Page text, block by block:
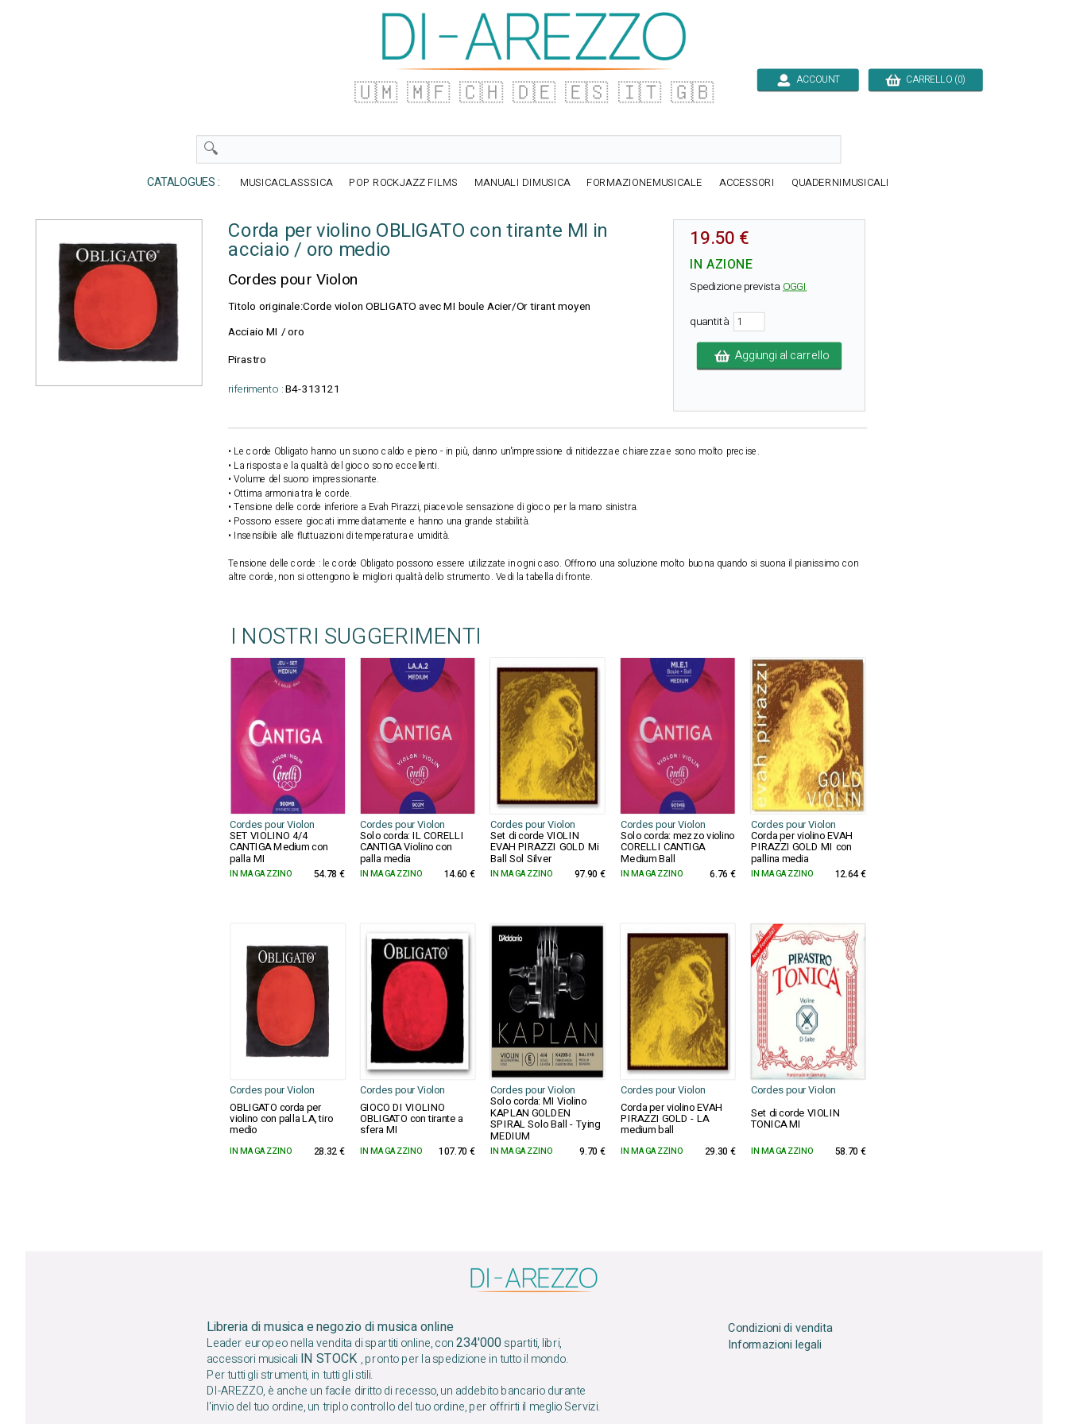
🇺🇲 🇲🇫 🇨🇭 🇩🇪 🇪🇸 🇮🇹 🇬🇧 ACCOUNT CARRELLO (0)
CATALOGUES : MUSICACLASSSICA POP ROCKJAZZ FILMS MANUALI DIMUSICA FORMAZIONEMUSICALE ACCESSORI QUADERNIMUSICALI
Corda per violino OBLIGATO con tirante MI in
acciaio / oro medio
Cordes pour Violon
Titolo originale:Corde violon OBLIGATO avec MI boule Acier/Or tirant moyen
Acciaio MI / oro
Pirastro
riferimento :B4-313121
19.50 €
IN AZIONE
Spedizione prevista OGGI
quantità
Aggiungi al carrello
• Le corde Obligato hanno un suono caldo e pieno - in più, danno un'impressione di nitidezza e chiarezza e sono molto precise.
• La risposta e la qualità del gioco sono eccellenti.
• Volume del suono impressionante.
• Ottima armonia tra le corde.
• Tensione delle corde inferiore a Evah Pirazzi, piacevole sensazione di gioco per la mano sinistra.
• Possono essere giocati immediatamente e hanno una grande stabilità.
• Insensibile alle fluttuazioni di temperatura e umidità.
Tensione delle corde : le corde Obligato possono essere utilizzate in ogni caso. Offrono una soluzione molto buona quando si suona il pianissimo con
altre corde, non si ottengono le migliori qualità dello strumento. Vedi la tabella di fronte.
I NOSTRI SUGGERIMENTI
Cordes pour Violon Cordes pour Violon Cordes pour Violon Cordes pour Violon Cordes pour Violon
SET VIOLINO 4/4
CANTIGA Medium con
palla MI
Solo corda: IL CORELLI
CANTIGA Violino con
palla media
Set di corde VIOLIN
EVAH PIRAZZI GOLD Mi
Ball Sol Silver
Solo corda: mezzo violino
CORELLI CANTIGA
Medium Ball
Corda per violino EVAH
PIRAZZI GOLD MI con
pallina media
IN MAGAZZINO 54.78 € IN MAGAZZINO 14.60 € IN MAGAZZINO 97.90 € IN MAGAZZINO 6.76 € IN MAGAZZINO 12.64 €
Cordes pour Violon Cordes pour Violon Cordes pour Violon Cordes pour Violon
Cordes pour Violon
OBLIGATO corda per
violino con palla LA, tiro
medio
GIOCO DI VIOLINO
OBLIGATO con tirante a
sfera MI
Solo corda: MI Violino
KAPLAN GOLDEN
SPIRAL Solo Ball - Tying
MEDIUM
Corda per violino EVAH
PIRAZZI GOLD - LA
medium ball
Set di corde VIOLIN
TONICA MI
IN MAGAZZINO 28.32 € IN MAGAZZINO 107.70 € IN MAGAZZINO 9.70 € IN MAGAZZINO 29.30 € IN MAGAZZINO 58.70 €
Libreria di musica e negozio di musica online
Leader europeo nella vendita di spartiti online, con234'000spartiti, libri,
accessori musicaliIN STOCK , pronto per la spedizione in tutto il mondo.
Per tutti gli strumenti, in tutti gli stili.
DI-AREZZO, è anche un facile diritto di recesso, un addebito bancario durante
l'invio del tuo ordine, un triplo controllo del tuo ordine, per offrirti il ​​meglio Servizi.
Condizioni di vendita
Informazioni legali